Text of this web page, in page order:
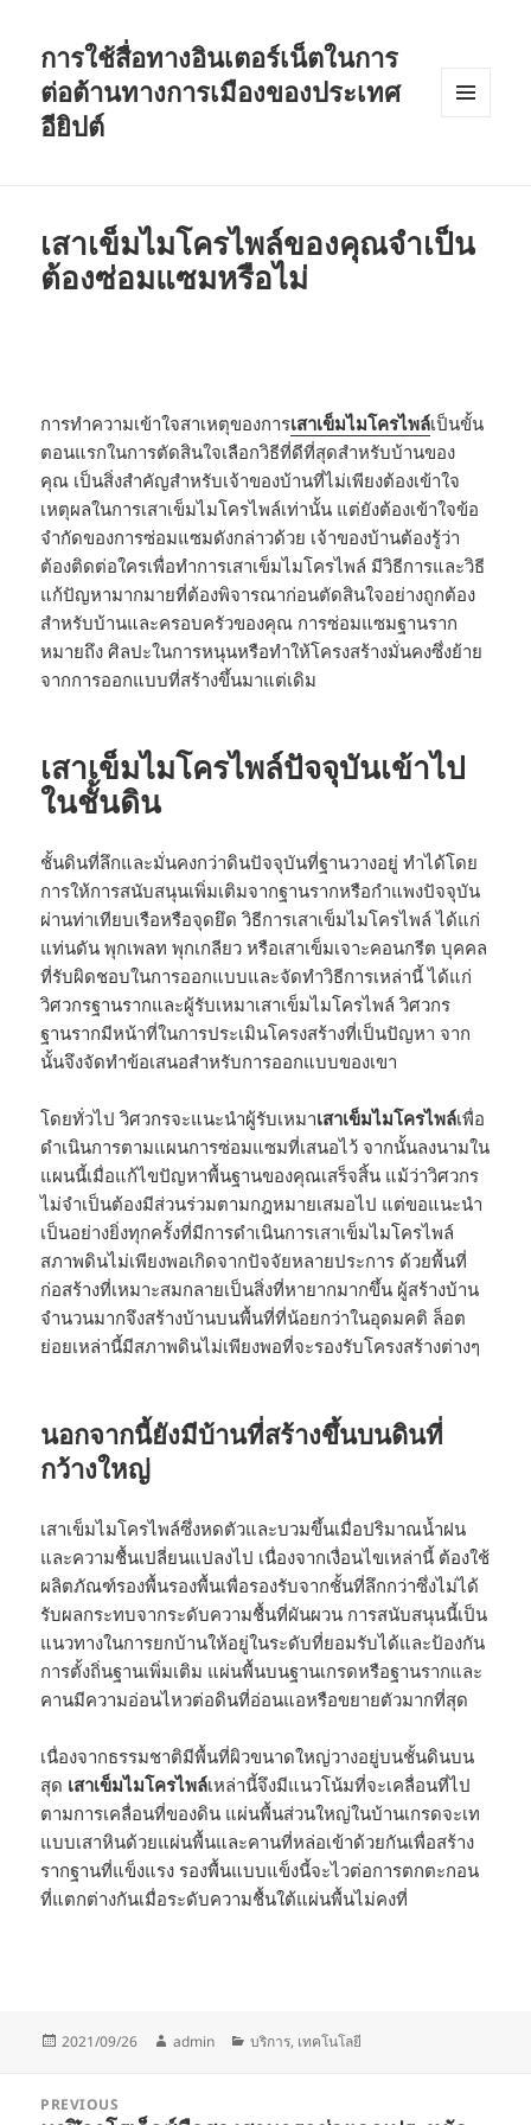
การใช้สื่อทางอินเตอร์เน็ตในการ
ต่อต้านทางการเมืองของประเทศ
อียิปต์
เสาเข็มไมโครไพล์ของคุณจำเป็น
ต้องซ่อมแซมหรือไม่
การทำความเข้าใจสาเหตุของการเสาเข็มไมโครไพล์เป็นขั้น
ตอนแรกในการตัดสินใจเลือกวิธีที่ดีที่สุดสำหรับบ้านของ
คุณ เป็นสิ่งสำคัญสำหรับเจ้าของบ้านที่ไม่เพียงต้องเข้าใจ
เหตุผลในการเสาเข็มไมโครไพล์เท่านั้น แต่ยังต้องเข้าใจข้อ
จำกัดของการซ่อมแซมดังกล่าวด้วย เจ้าของบ้านต้องรู้ว่า
ต้องติดต่อใครเพื่อทำการเสาเข็มไมโครไพล์ มีวิธีการและวิธี
แก้ปัญหามากมายที่ต้องพิจารณาก่อนตัดสินใจอย่างถูกต้อง
สำหรับบ้านและครอบครัวของคุณ การซ่อมแซมฐานราก
หมายถึง ศิลปะในการหนุนหรือทำให้โครงสร้างมั่นคงซึ่งย้าย
จากการออกแบบที่สร้างขึ้นมาแต่เดิม
เสาเข็มไมโครไพล์ปัจจุบันเข้าไป
ในชั้นดิน
ชั้นดินที่ลึกและมั่นคงกว่าดินปัจจุบันที่ฐานวางอยู่ ทำได้โดย
การให้การสนับสนุนเพิ่มเติมจากฐานรากหรือกำแพงปัจจุบัน
ผ่านท่าเทียบเรือหรือจุดยึด วิธีการเสาเข็มไมโครไพล์ ได้แก่
แท่นดัน พุกเพลท พุกเกลียว หรือเสาเข็มเจาะคอนกรีต บุคคล
ที่รับผิดชอบในการออกแบบและจัดทำวิธีการเหล่านี้ ได้แก่
วิศวกรฐานรากและผู้รับเหมาเสาเข็มไมโครไพล์ วิศวกร
ฐานรากมีหน้าที่ในการประเมินโครงสร้างที่เป็นปัญหา จาก
นั้นจึงจัดทำข้อเสนอสำหรับการออกแบบของเขา
โดยทั่วไป วิศวกรจะแนะนำผู้รับเหมาเสาเข็มไมโครไพล์เพื่อ
ดำเนินการตามแผนการซ่อมแซมที่เสนอไว้ จากนั้นลงนามใน
แผนนี้เมื่อแก้ไขปัญหาพื้นฐานของคุณเสร็จสิ้น แม้ว่าวิศวกร
ไม่จำเป็นต้องมีส่วนร่วมตามกฎหมายเสมอไป แต่ขอแนะนำ
เป็นอย่างยิ่งทุกครั้งที่มีการดำเนินการเสาเข็มไมโครไพล์
สภาพดินไม่เพียงพอเกิดจากปัจจัยหลายประการ ด้วยพื้นที่
ก่อสร้างที่เหมาะสมกลายเป็นสิ่งที่หายากมากขึ้น ผู้สร้างบ้าน
จำนวนมากจึงสร้างบ้านบนพื้นที่ที่น้อยกว่าในอุดมคติ ล็อต
ย่อยเหล่านี้มีสภาพดินไม่เพียงพอที่จะรองรับโครงสร้างต่างๆ
นอกจากนี้ยังมีบ้านที่สร้างขึ้นบนดินที่
กว้างใหญ่
เสาเข็มไมโครไพล์ซึ่งหดตัวและบวมขึ้นเมื่อปริมาณน้ำฝน
และความชื้นเปลี่ยนแปลงไป เนื่องจากเงื่อนไขเหล่านี้ ต้องใช้
ผลิตภัณฑ์รองพื้นรองพื้นเพื่อรองรับจากชั้นที่ลึกกว่าซึ่งไม่ได้
รับผลกระทบจากระดับความชื้นที่ผันผวน การสนับสนุนนี้เป็น
แนวทางในการยกบ้านให้อยู่ในระดับที่ยอมรับได้และป้องกัน
การตั้งถิ่นฐานเพิ่มเติม แผ่นพื้นบนฐานเกรดหรือฐานรากและ
คานมีความอ่อนไหวต่อดินที่อ่อนแอหรือขยายตัวมากที่สุด
เนื่องจากธรรมชาติมีพื้นที่ผิวขนาดใหญ่วางอยู่บนชั้นดินบน
สุด เสาเข็มไมโครไพล์เหล่านี้จึงมีแนวโน้มที่จะเคลื่อนที่ไป
ตามการเคลื่อนที่ของดิน แผ่นพื้นส่วนใหญ่ในบ้านเกรดจะเท
แบบเสาหินด้วยแผ่นพื้นและคานที่หล่อเข้าด้วยกันเพื่อสร้าง
รากฐานที่แข็งแรง รองพื้นแบบแข็งนี้จะไวต่อการตกตะกอน
ที่แตกต่างกันเมื่อระดับความชื้นใต้แผ่นพื้นไม่คงที่
Posted
2021/09/26 Author
admin Categories
บริการ, เทคโนโลยี
navigation
PREVIOUS